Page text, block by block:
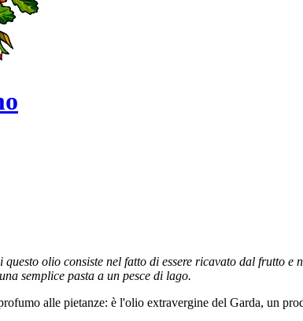
questo olio consiste nel fatto di essere ricavato dal
semplice pasta a un pesce di lago.
alle pietanze: è l'olio extravergine del Garda, un